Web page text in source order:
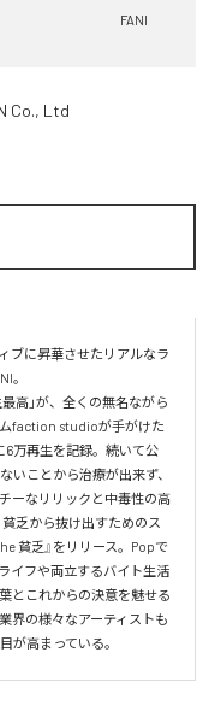
FANI
Co., Ltd
ブに昇華させたリアルなラ
。
高」が、全くの無名ながら
faction studioが手がけた
6万再生を記録。続いて公
いことから治療が出来ず、
ーなリリックと中毒性の高
乏から抜け出すためのス
貧乏』をリリース。Popで
イフや両立するバイト生活
とこれからの決意を魅せる
界の様々なアーティストも
が高まっている。